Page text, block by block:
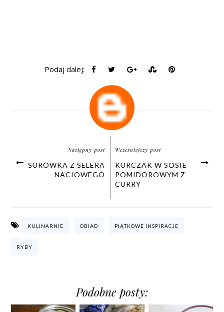
Podaj dalej:
Następny post
SURÓWKA Z SELERA
NACIOWEGO
Wcześniejszy post
KURCZAK W SOSIE
POMIDOROWYM Z
CURRY
KULINARNIE OBIAD PIĄTKOWE INSPIRACJE
RYBY
Podobne posty: